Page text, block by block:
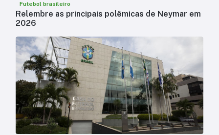
Futebol brasileiro
Relembre as principais polêmicas de Neymar em
2026